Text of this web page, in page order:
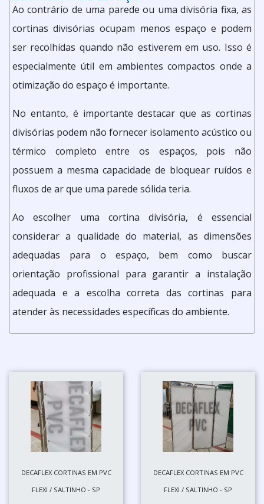
Ao contrário de uma parede ou uma divisória fixa, as
cortinas divisórias ocupam menos espaço e podem
ser recolhidas quando não estiverem em uso. Isso é
especialmente útil em ambientes compactos onde a
otimização do espaço é importante.
No entanto, é importante destacar que as cortinas
divisórias podem não fornecer isolamento acústico ou
térmico completo entre os espaços, pois não
possuem a mesma capacidade de bloquear ruídos e
fluxos de ar que uma parede sólida teria.
Ao escolher uma cortina divisória, é essencial
considerar a qualidade do material, as dimensões
adequadas para o espaço, bem como buscar
orientação profissional para garantir a instalação
adequada e a escolha correta das cortinas para
atender às necessidades específicas do ambiente.
DECAFLEX CORTINAS EM PVC
FLEXI / SALTINHO - SP
DECAFLEX CORTINAS EM PVC
FLEXI / SALTINHO - SP